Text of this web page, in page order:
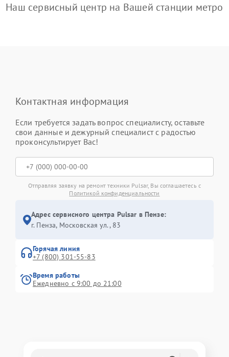
Наш сервисный центр на Вашей станции метро
Контактная информация
Если требуется задать вопрос специалисту, оставьте
свои данные и дежурный специалист с радостью
проконсультирует Вас!
Отправляя заявку на ремонт техники Pulsar, Вы соглашаетесь с
Политикой конфиденциальности
Адрес сервисного центра Pulsar в Пензе:
г. Пенза, Московская ул., 83
Горячая линия
+7 (800) 301-55-83
Время работы
Ежедневно с 9:00 до 21:00